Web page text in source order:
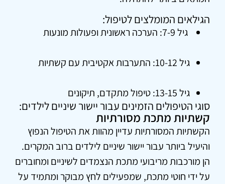
הגילאים המומלצים לטיפול:
גיל 7-9: הערכה ראשונית ופעולות מונעות
גיל 10-12: התערבות אקטיבית עם קשתיות
גיל 13-15: טיפול מתקדם, תיקונים
סוגי הטיפולים הזמינים עבור יישור שיניים לילדים:
קשתיות מתכת מסורתיות
הקשתיות המסורתיות עדיין מהוות את הטיפול הנפוץ
והיעיל ביותר עבור יישור שיניים לילדים ברוב המקרים.
הן מורכבות מריבועי מתכת הנצמדים לשיניים ומחוברים
על ידי חוטי מתכת, שמפעילים לחץ מבוקר ומתמיד על